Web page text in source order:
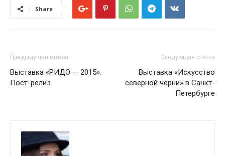
Share
Предыдущая статья
Выставка «РИДО — 2015».
Пост-релиз
Следующая статья
Выставка «Искусство
северной черни» в Санкт-
Петербурге